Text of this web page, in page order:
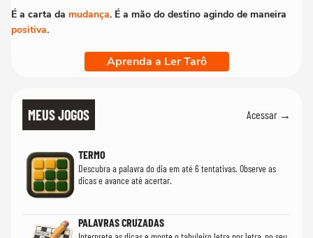
É a carta da mudança. É a mão do destino agindo de maneira
positiva.
Aprenda a Ler Tarô
MEUS JOGOS Acessar →
TERMO
Descubra a palavra do dia em até 6 tentativas. Observe as
dicas e avance até acertar.
PALAVRAS CRUZADAS